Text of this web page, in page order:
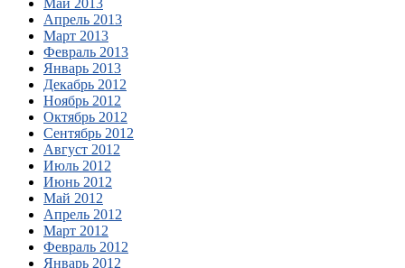
Апрель 2013
Март 2013
Февраль 2013
Январь 2013
Декабрь 2012
Ноябрь 2012
Октябрь 2012
Сентябрь 2012
Август 2012
Июль 2012
Июнь 2012
Май 2012
Апрель 2012
Март 2012
Февраль 2012
Январь 2012